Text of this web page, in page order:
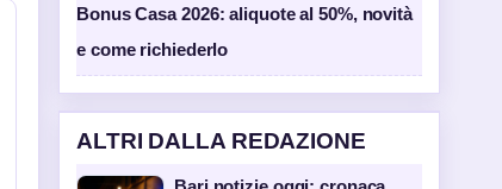
Bonus Casa 2026: aliquote al 50%, novità
e come richiederlo
ALTRI DALLA REDAZIONE